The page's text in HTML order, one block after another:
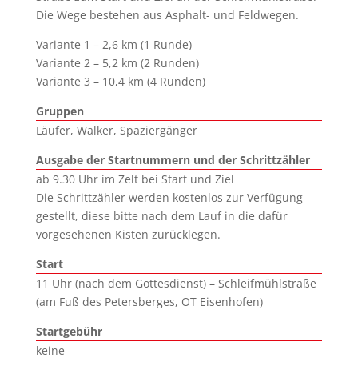
Die Wege bestehen aus Asphalt- und Feldwegen.
Variante 1 – 2,6 km (1 Runde)
Variante 2 – 5,2 km (2 Runden)
Variante 3 – 10,4 km (4 Runden)
Gruppen
Läufer, Walker, Spaziergänger
Ausgabe der Startnummern und der Schrittzähler
ab 9.30 Uhr im Zelt bei Start und Ziel
Die Schrittzähler werden kostenlos zur Verfügung
gestellt, diese bitte nach dem Lauf in die dafür
vorgesehenen Kisten zurücklegen.
Start
11 Uhr (nach dem Gottesdienst) – Schleifmühlstraße
(am Fuß des Petersberges, OT Eisenhofen)
Startgebühr
keine